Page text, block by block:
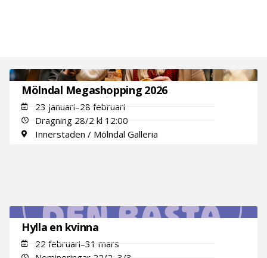
Mölndal Megashopping 2026
23 januari–28 februari
Dragning 28/2 kl 12:00
Innerstaden / Mölndal Galleria
Hylla en kvinna
22 februari–31 mars